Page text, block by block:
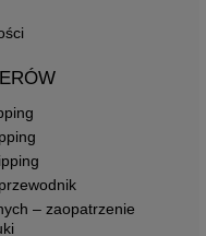
– zaopatrzenie